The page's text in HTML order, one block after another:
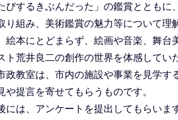
するきぶんだった」の鑑賞とともに
り組み、美術鑑賞の魅力等について理
絵本にとどまらず、絵画や音楽、舞台
ト荒井良二の創作の世界を体感してい
教室は、市内の施設や事業を見学す
や提言を寄せてもらうものです。
は、アンケートを提出してもらいま